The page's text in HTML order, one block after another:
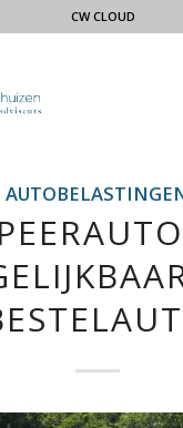
CW CLOUD